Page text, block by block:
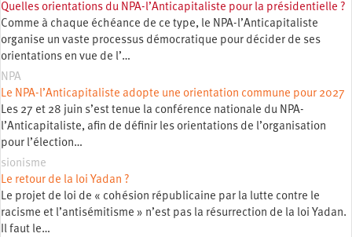
Quelles orientations du NPA-l’Anticapitaliste pour la présidentielle ?
Comme à chaque échéance de ce type, le NPA-l’Anticapitaliste
organise un vaste processus démocratique pour décider de ses
orientations en vue de l’…
NPA
Le NPA-l’Anticapitaliste adopte une orientation commune pour 2027
Les 27 et 28 juin s’est tenue la conférence nationale du NPA-
l’Anticapitaliste, afin de définir les orientations de l’organisation
pour l’élection…
sionisme
Le retour de la loi Yadan ?
Le projet de loi de « cohésion républicaine par la lutte contre le
racisme et l’antisémitisme » n’est pas la résurrection de la loi Yadan.
Il faut le…